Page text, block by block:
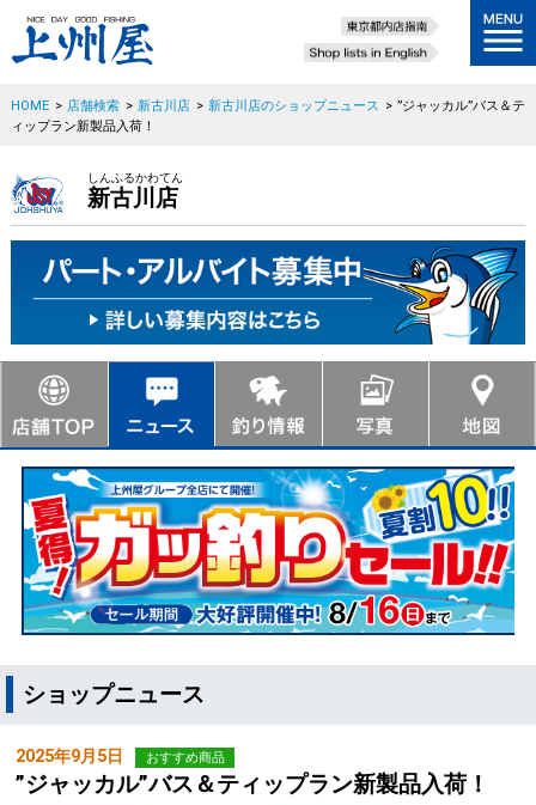
HOME > 店舗検索 > 新古川店 > 新古川店のショップニュース > ”ジャッカル”バス＆テ
ィップラン新製品入荷！
しんふるかわてん
新古川店
ショップニュース
2025年9月5日 おすすめ商品
”ジャッカル”バス＆ティップラン新製品入荷！